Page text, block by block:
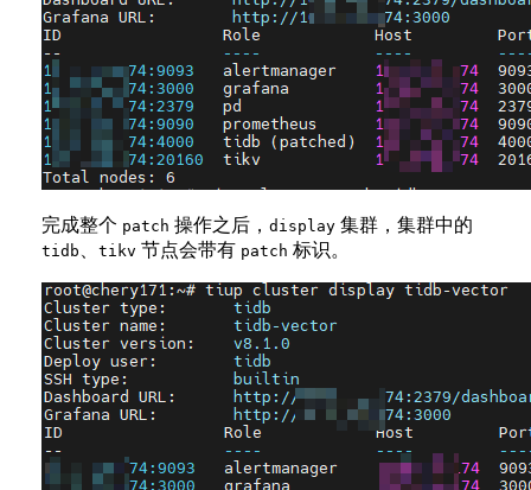
完成整个 patch 操作之后， display 集群，集群中的
tidb tikv 节点会带有 patch 标识。